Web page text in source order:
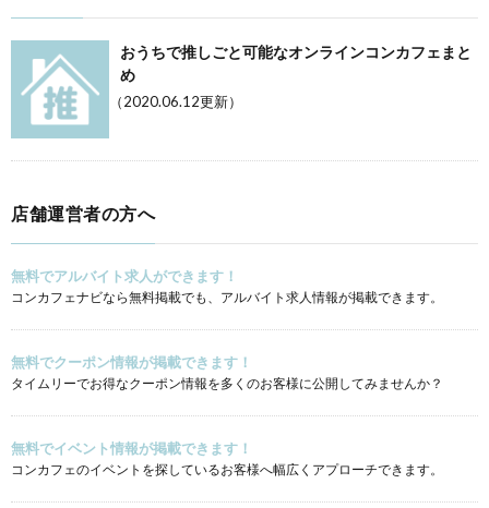
おうちで推しごと可能なオンラインコンカフェまと
め
（2020.06.12更新）
店舗運営者の方へ
無料でアルバイト求人ができます！
コンカフェナビなら無料掲載でも、アルバイト求人情報が掲載できます。
無料でクーポン情報が掲載できます！
タイムリーでお得なクーポン情報を多くのお客様に公開してみませんか？
無料でイベント情報が掲載できます！
コンカフェのイベントを探しているお客様へ幅広くアプローチできます。